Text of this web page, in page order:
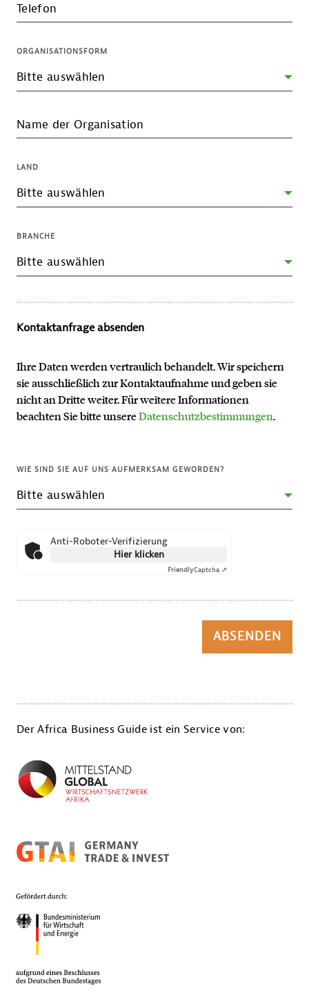
Telefon
ORGANISATIONSFORM
Name der Organisation
LAND
BRANCHE
Kontaktanfrage absenden
Ihre Daten werden vertraulich behandelt. Wir speichern
sie ausschließlich zur Kontaktaufnahme und geben sie
nicht an Dritte weiter. Für weitere Informationen
beachten Sie bitte unsereDatenschutzbestimmungen.
WIE SIND SIE AUF UNS AUFMERKSAM GEWORDEN?
Anti-Roboter-Verifizierung
Hier klicken
FriendlyCaptcha ⇗
ABSENDEN
Der Africa Business Guide ist ein Service von: